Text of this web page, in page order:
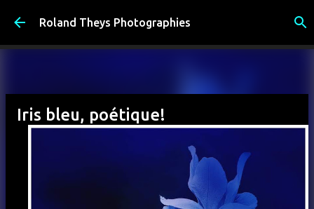
Accéder au contenu principal
Roland Theys Photographies
Iris bleu, poétique!